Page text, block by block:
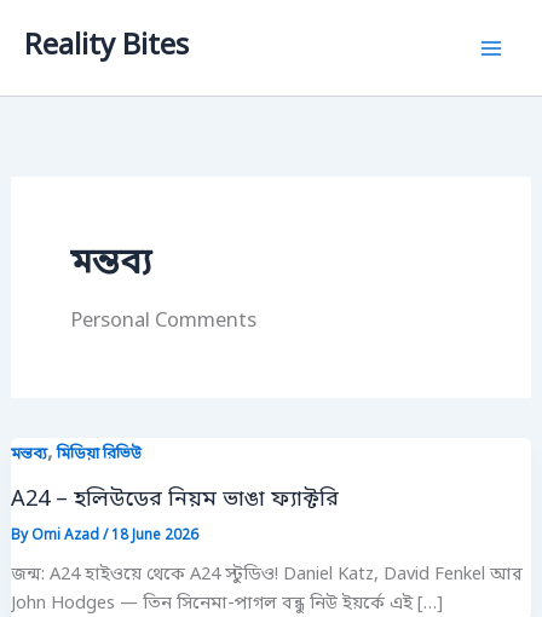
Reality Bites
মন্তব্য
Personal Comments
মন্তব্য,মিডিয়া রিভিউ
A24 – হলিউডের নিয়ম ভাঙা ফ্যাক্টরি
ByOmi Azad/18 June 2026
জন্ম: A24 হাইওয়ে থেকে A24 স্টুডিও! Daniel Katz, David Fenkel আর
John Hodges — তিন সিনেমা-পাগল বন্ধু নিউ ইয়র্কে এই […]